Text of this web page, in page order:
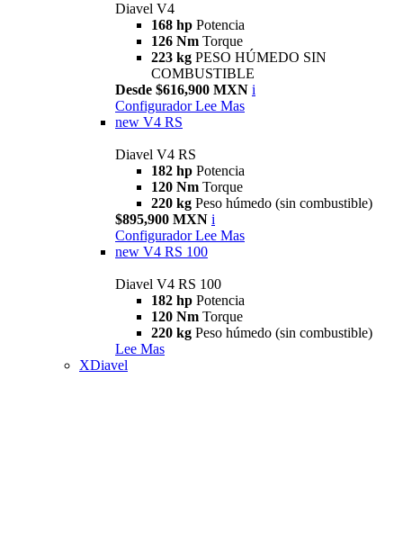
Diavel V4
168 hp Potencia
126 Nm Torque
223 kg PESO HÚMEDO SIN
COMBUSTIBLE
Desde $616,900 MXN i
Configurador Lee Mas
new V4 RS
Diavel V4 RS
182 hp Potencia
120 Nm Torque
220 kg Peso húmedo (sin combustible)
$895,900 MXN i
Configurador Lee Mas
new V4 RS 100
Diavel V4 RS 100
182 hp Potencia
120 Nm Torque
220 kg Peso húmedo (sin combustible)
Lee Mas
XDiavel